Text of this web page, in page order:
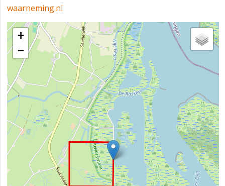
waarneming.nl
+
−